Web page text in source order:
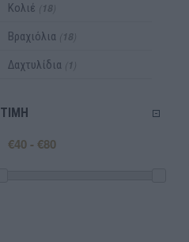
Κολιέ 18
Βραχιόλια 18
Δαχτυλίδια 1
TIMH